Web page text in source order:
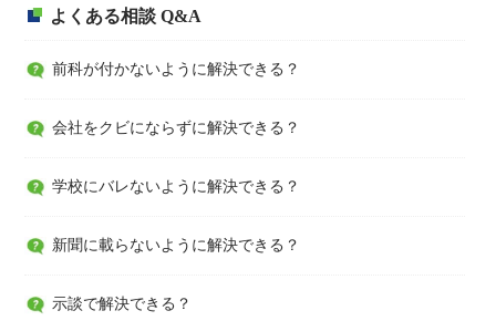
よくある相談 Q&A
前科が付かないように解決できる？
会社をクビにならずに解決できる？
学校にバレないように解決できる？
新聞に載らないように解決できる？
示談で解決できる？